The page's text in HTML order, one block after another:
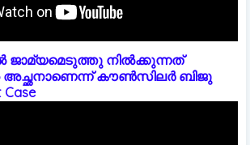
നിൽക്കുന്നത്
അച്ഛനാണെന്ന് കൗൺസിലർ ബിജു